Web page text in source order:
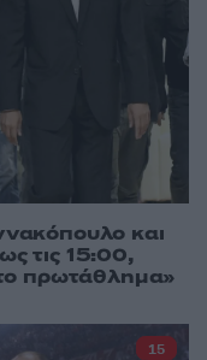
και
τις 15:00,
πρωτάθλημα»
15